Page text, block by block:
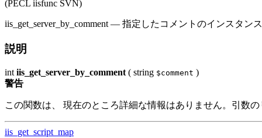
(PECL iisfunc SVN)
iis_get_server_by_comment — 指定したコメントのインスタン
説明
int iis_get_server_by_comment ( string $comment )
警告
この関数は、 現在のところ詳細な情報はありません。引数
iis_get_script_map